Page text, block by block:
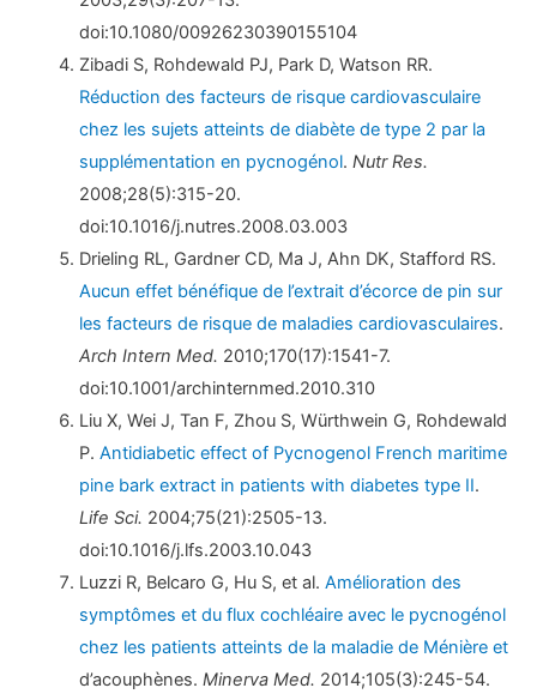
doi:10.1080/00926230390155104
Zibadi S, Rohdewald PJ, Park D, Watson RR.
Réduction des facteurs de risque cardiovasculaire
chez les sujets atteints de diabète de type 2 par la
supplémentation en pycnogénol.Nutr Res.
2008;28(5):315-20.
doi:10.1016/j.nutres.2008.03.003
Drieling RL, Gardner CD, Ma J, Ahn DK, Stafford RS.
Aucun effet bénéfique de l’extrait d’écorce de pin sur
les facteurs de risque de maladies cardiovasculaires.
Arch Intern Med. 2010;170(17):1541-7.
doi:10.1001/archinternmed.2010.310
Liu X, Wei J, Tan F, Zhou S, Würthwein G, Rohdewald
P.Antidiabetic effect of Pycnogenol French maritime
pine bark extract in patients with diabetes type II.
Life Sci. 2004;75(21):2505-13.
doi:10.1016/j.lfs.2003.10.043
Luzzi R, Belcaro G, Hu S, et al.Amélioration des
symptômes et du flux cochléaire avec le pycnogénol
chez les patients atteints de la maladie de Ménière et
d’acouphènes. Minerva Med. 2014;105(3):245-54.